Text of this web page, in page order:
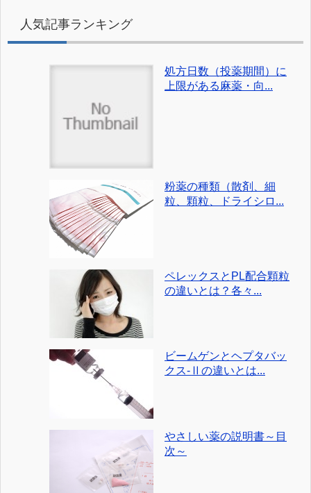
人気記事ランキング
処方日数（投薬期間）に
上限がある麻薬・向...
粉薬の種類（散剤、細
粒、顆粒、ドライシロ...
ペレックスとPL配合顆粒
の違いとは？各々...
ビームゲンとヘプタバッ
クス-Ⅱの違いとは...
やさしい薬の説明書～目
次～